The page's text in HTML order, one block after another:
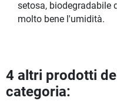
setosa, biodegradabile
molto bene l'umidità.
4 altri prodotti
categoria: